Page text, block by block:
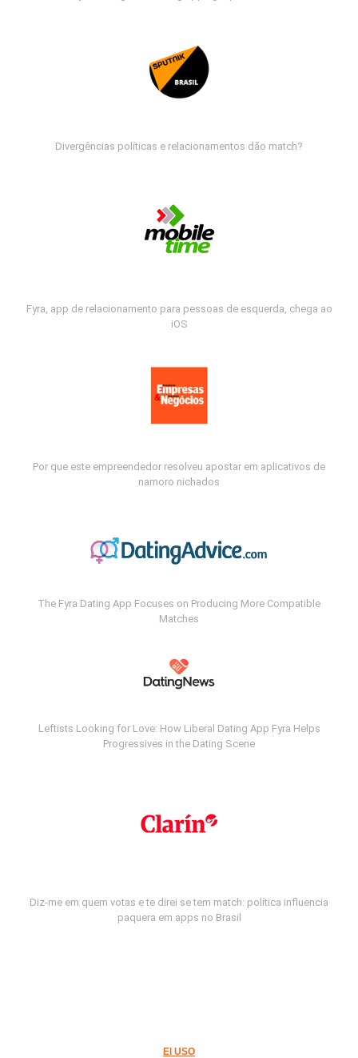
Divergências políticas e relacionamentos dão match?
Fyra, app de relacionamento para pessoas de esquerda, chega ao
iOS
Por que este empreendedor resolveu apostar em aplicativos de
namoro nichados
The Fyra Dating App Focuses on Producing More Compatible
Matches
Leftists Looking for Love: How Liberal Dating App Fyra Helps
Progressives in the Dating Scene
Diz-me em quem votas e te direi se tem match: política influencia
paquera em apps no Brasil
El USO